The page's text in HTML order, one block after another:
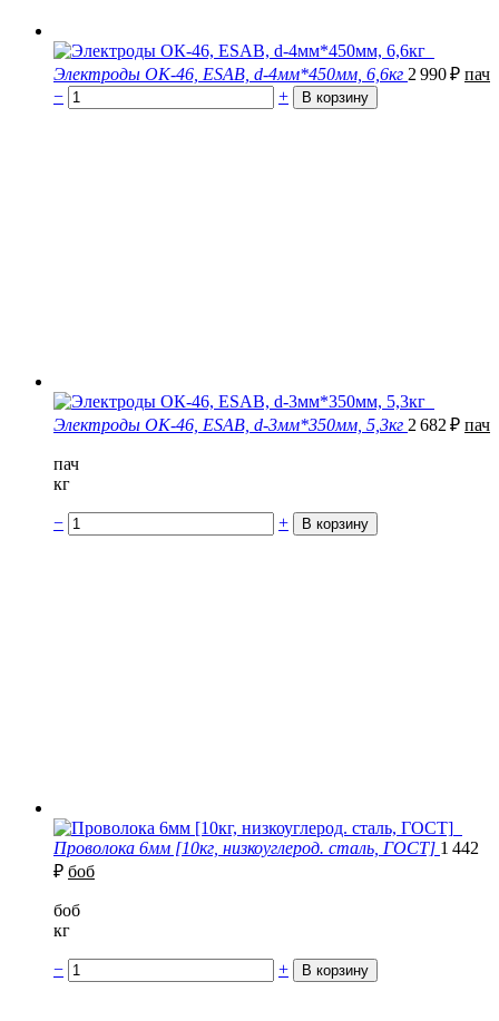
Электроды ОК-46, ESAB, d-4мм*450мм, 6,6кг 2 990₽ пач
−
+
Электроды ОК-46, ESAB, d-3мм*350мм, 5,3кг 2 682 ₽ пач
пач
кг
− +
Проволока 6мм [10кг, низкоуглерод. сталь, ГОСТ] 1 442
₽ боб
боб
кг
− +